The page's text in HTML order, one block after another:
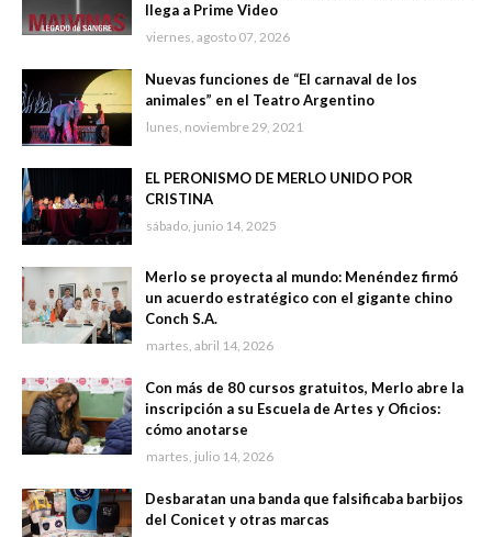
llega a Prime Video
viernes, agosto 07, 2026
Nuevas funciones de “El carnaval de los
animales” en el Teatro Argentino
lunes, noviembre 29, 2021
EL PERONISMO DE MERLO UNIDO POR
CRISTINA
sábado, junio 14, 2025
Merlo se proyecta al mundo: Menéndez firmó
un acuerdo estratégico con el gigante chino
Conch S.A.
martes, abril 14, 2026
Con más de 80 cursos gratuitos, Merlo abre la
inscripción a su Escuela de Artes y Oficios:
cómo anotarse
martes, julio 14, 2026
Desbaratan una banda que falsificaba barbijos
del Conicet y otras marcas